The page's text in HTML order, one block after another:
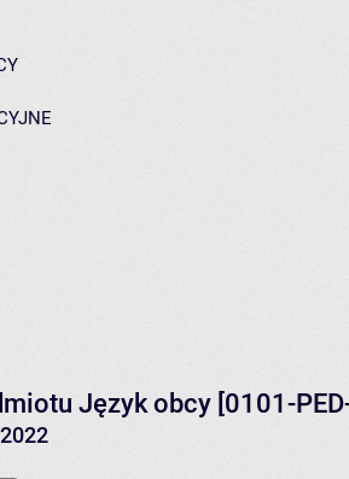
Język obcy [0101-